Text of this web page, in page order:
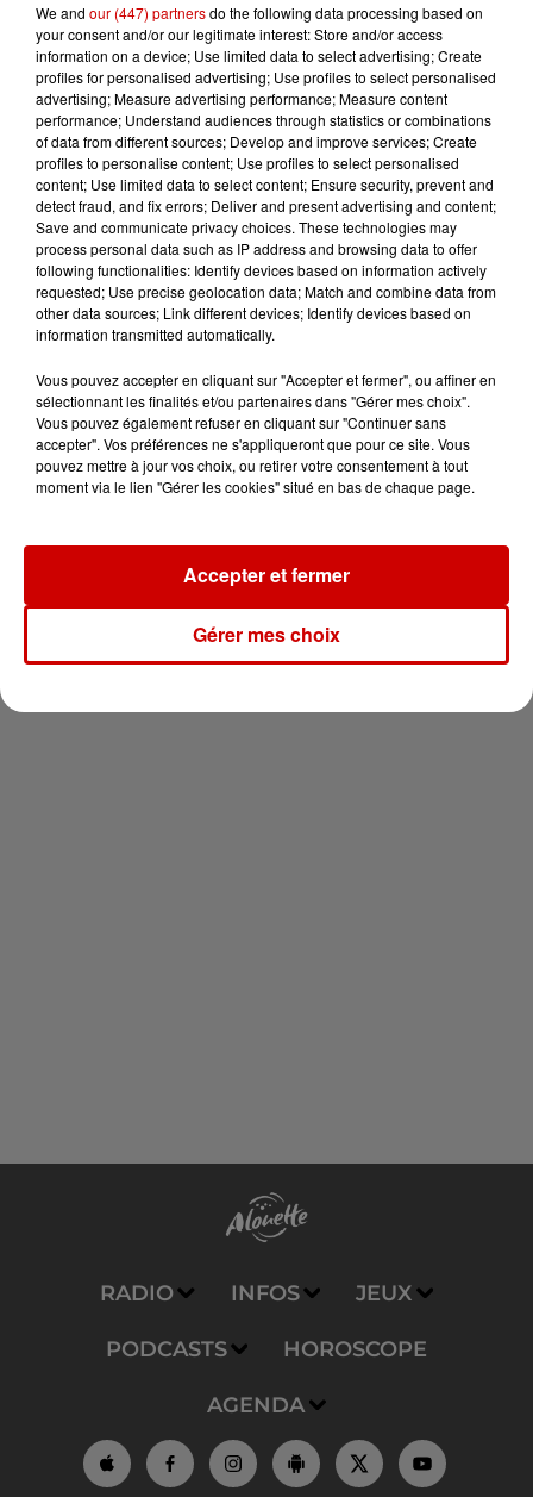
Le Duel - Gagnez vos entrées
pour l'un des zoos de nos
régions !
Destination Vacances - Gagnez
votre séjour en famille au cœur
de la...
Destination Vacances : inscrivez-
vous !
Newsletter
RADIO INFOS JEUX
PODCASTS HOROSCOPE
AGENDA
We and our (447) partnersdo the following data processing based on
your consent and/or our legitimate interest: Store and/or access
information on a device; Use limited data to select advertising; Create
profiles for personalised advertising; Use profiles to select personalised
advertising; Measure advertising performance; Measure content
performance; Understand audiences through statistics or combinations
of data from different sources; Develop and improve services; Create
profiles to personalise content; Use profiles to select personalised
content; Use limited data to select content; Ensure security, prevent and
detect fraud, and fix errors; Deliver and present advertising and content;
Save and communicate privacy choices. These technologies may
process personal data such as IP address and browsing data to offer
following functionalities: Identify devices based on information actively
requested; Use precise geolocation data; Match and combine data from
other data sources; Link different devices; Identify devices based on
information transmitted automatically.
Vous pouvez accepter en cliquant sur "Accepter et fermer", ou affiner en
sélectionnant les finalités et/ou partenaires dans "Gérer mes choix".
Vous pouvez également refuser en cliquant sur "Continuer sans
accepter". Vos préférences ne s'appliqueront que pour ce site. Vous
pouvez mettre à jour vos choix, ou retirer votre consentement à tout
moment via le lien "Gérer les cookies" situé en bas de chaque page.
Gérer mes choix
Accepter et fermer